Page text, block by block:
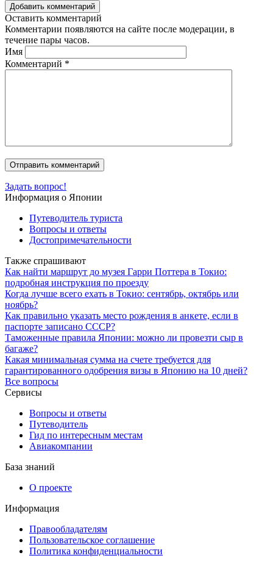
Добавить комментарий
Оставить комментарий
Комментарии появляются на сайте после модерации, в
течение пары часов.
Имя
Комментарий *
Задать вопрос!
Информация о Японии
Путеводитель туриста
Вопросы и ответы
Достопримечательности
Также спрашивают
Как найти маршрут до музея Гарри Поттера в Токио:
подробная инструкция по проезду
Когда лучше всего ехать в Токио: сентябрь, октябрь или
ноябрь?
Как правильно указать место рождения в анкете, если в
паспорте записано СССР?
Таможенные правила Японии: можно ли провезти сыр в
багаже?
Какая минимальная сумма на счете требуется для
гарантированного одобрения визы в Японию на 10 дней?
Все вопросы
Сервисы
Вопросы и ответы
Путеводитель
Гид по интересным местам
Авиакомпании
База знаний
О проекте
Информация
Правообладателям
Пользовательское соглашение
Политика конфиденциальности